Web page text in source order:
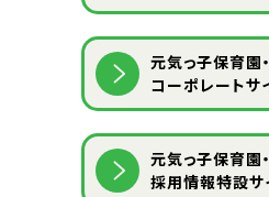
元気っ子保育園
コーポレートサ
元気っ子保育園
採用情報特設サ